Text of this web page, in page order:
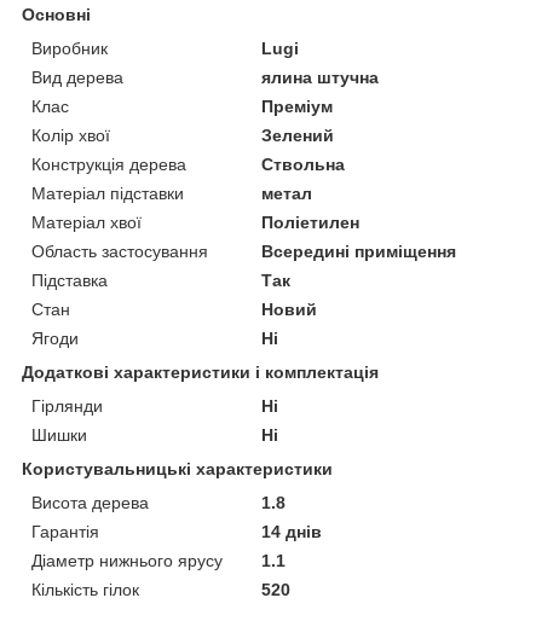
Основні
Виробник
Lugi
Вид дерева
ялина штучна
Клас
Преміум
Колір хвої
Зелений
Конструкція дерева
Ствольна
Матеріал підставки
метал
Матеріал хвої
Поліетилен
Область застосування
Всередині приміщення
Підставка
Так
Стан
Новий
Ягоди
Ні
Додаткові характеристики і комплектація
Гірлянди
Ні
Шишки
Ні
Користувальницькі характеристики
Висота дерева
1.8
Гарантія
14 днів
Діаметр нижнього ярусу
1.1
Кількість гілок
520